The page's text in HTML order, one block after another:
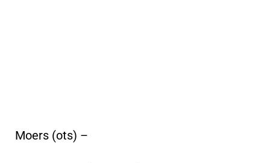
Moers (ots) –